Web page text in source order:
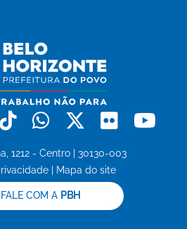
LinkedinTiktokWhatsapp
X Flickr
1212 - Centro | 30130-003
Mapa do site
COM A PBH